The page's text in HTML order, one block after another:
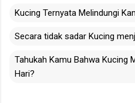
Kucing Ternyata Melindungi
Secara tidak sadar Kucing
Tahukah Kamu Bahwa Kucing
Hari?